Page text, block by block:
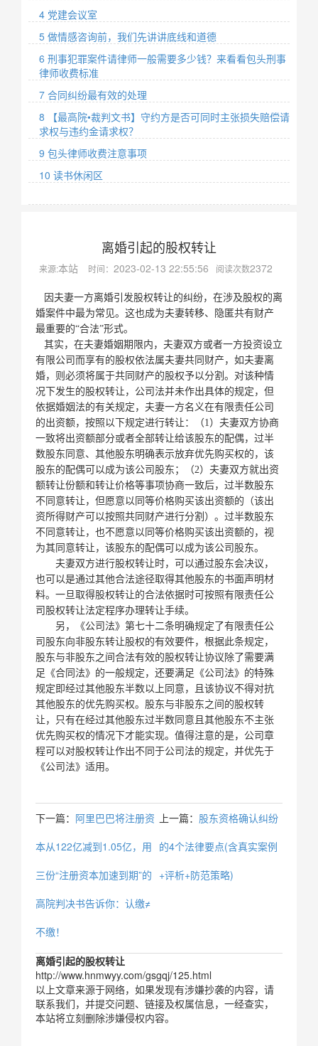
4 党建会议室
5 做情感咨询前，我们先讲讲底线和道德
6 刑事犯罪案件请律师一般需要多少钱？来看看包头刑事
律师收费标准
7 合同纠纷最有效的处理
8 【最高院•裁判文书】守约方是否可同时主张损失赔偿请
求权与违约金请求权？
9 包头律师收费注意事项
10 读书休闲区
离婚引起的股权转让
来源:本站 时间： 2023-02-13 22:55:56 阅读次数2372
因夫妻一方离婚引发股权转让的纠纷，在涉及股权的离
婚案件中最为常见。这也成为夫妻转移、隐匿共有财产
最重要的“合法”形式。
其实，在夫妻婚姻期限内，夫妻双方或者一方投资设立
有限公司而享有的股权依法属夫妻共同财产，如夫妻离
婚，则必须将属于共同财产的股权予以分割。对该种情
况下发生的股权转让，公司法并未作出具体的规定，但
依据婚姻法的有关规定，夫妻一方名义在有限责任公司
的出资额，按照以下规定进行转让：（1）夫妻双方协商
一致将出资额部分或者全部转让给该股东的配偶，过半
数股东同意、其他股东明确表示放弃优先购买权的，该
股东的配偶可以成为该公司股东；（2）夫妻双方就出资
额转让份额和转让价格等事项协商一致后，过半数股东
不同意转让，但愿意以同等价格购买该出资额的（该出
资所得财产可以按照共同财产进行分割）。过半数股东
不同意转让，也不愿意以同等价格购买该出资额的，视
为其同意转让，该股东的配偶可以成为该公司股东。
夫妻双方进行股权转让时，可以通过股东会决议，
也可以是通过其他合法途径取得其他股东的书面声明材
料。一旦取得股权转让的合法依据时可按照有限责任公
司股权转让法定程序办理转让手续。
另，《公司法》第七十二条明确规定了有限责任公
司股东向非股东转让股权的有效要件，根据此条规定，
股东与非股东之间合法有效的股权转让协议除了需要满
足《合同法》的一般规定，还要满足《公司法》的特殊
规定即经过其他股东半数以上同意，且该协议不得对抗
其他股东的优先购买权。股东与非股东之间的股权转
让，只有在经过其他股东过半数同意且其他股东不主张
优先购买权的情况下才能实现。值得注意的是，公司章
程可以对股权转让作出不同于公司法的规定，并优先于
《公司法》适用。
上一篇： 股东资格确认纠纷
的4个法律要点(含真实案例
+评析+防范策略)
下一篇： 阿里巴巴将注册资
本从122亿减到1.05亿，用
三份“注册资本加速到期”的
高院判决书告诉你：认缴≠
不缴！
离婚引起的股权转让
http://www.hnmwyy.com/gsgqj/125.html
以上文章来源于网络，如果发现有涉嫌抄袭的内容，请
联系我们，并提交问题、链接及权属信息，一经查实，
本站将立刻删除涉嫌侵权内容。